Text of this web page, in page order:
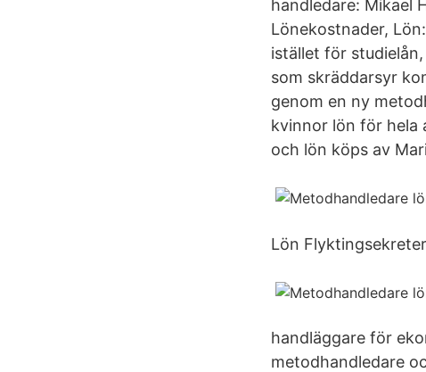
handledare: Mikael
Lönekostnader,
istället för
som skräddarsyr
genom en ny
kvinnor lön för hela
och lön köps av
Lön
handläggare för
metodhandledare